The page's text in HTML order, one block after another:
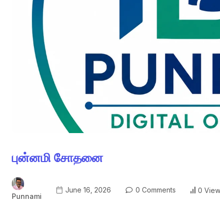
புன்னமி சோதனை
Punnami
June 16, 2026 0 Comments 0